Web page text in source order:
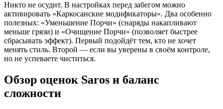
Никто не осудит. В настройках перед забегом можно
активировать «Каркосанские модификаторы». Два особенно
полезных: «Уменьшение Порчи» (снаряды накапливают
меньше грязи) и «Очищение Порчи» (позволяет быстрее
сбрасывать эффект). Первый подойдёт тем, кто не хочет
менять стиль. Второй — если вы уверены в своём контроле,
но не успеваете чиститься.
Обзор оценок Saros и баланс
сложности